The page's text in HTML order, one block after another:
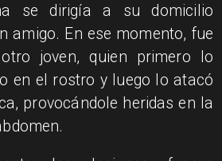
se dirigía a su domicilio
amigo. En ese momento, fue
joven, quien primero lo
en el rostro y luego lo atacó
provocándole heridas en la